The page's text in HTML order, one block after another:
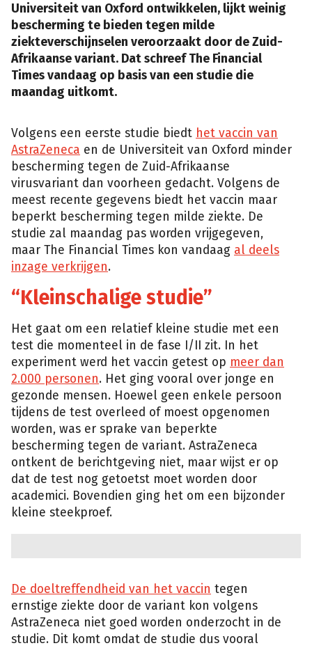
Universiteit van Oxford ontwikkelen, lijkt weinig
bescherming te bieden tegen milde
ziekteverschijnselen veroorzaakt door de Zuid-
Afrikaanse variant. Dat schreef The Financial
Times vandaag op basis van een studie die
maandag uitkomt.
Volgens een eerste studie biedt het vaccin van
AstraZeneca en de Universiteit van Oxford minder
bescherming tegen de Zuid-Afrikaanse
virusvariant dan voorheen gedacht. Volgens de
meest recente gegevens biedt het vaccin maar
beperkt bescherming tegen milde ziekte. De
studie zal maandag pas worden vrijgegeven,
maar The Financial Times kon vandaag al deels
inzage verkrijgen.
“Kleinschalige studie”
Het gaat om een relatief kleine studie met een
test die momenteel in de fase I/II zit. In het
experiment werd het vaccin getest op meer dan
2.000 personen. Het ging vooral over jonge en
gezonde mensen. Hoewel geen enkele persoon
tijdens de test overleed of moest opgenomen
worden, was er sprake van beperkte
bescherming tegen de variant. AstraZeneca
ontkent de berichtgeving niet, maar wijst er op
dat de test nog getoetst moet worden door
academici. Bovendien ging het om een bijzonder
kleine steekproef.
De doeltreffendheid van het vaccin tegen
ernstige ziekte door de variant kon volgens
AstraZeneca niet goed worden onderzocht in de
studie. Dit komt omdat de studie dus vooral